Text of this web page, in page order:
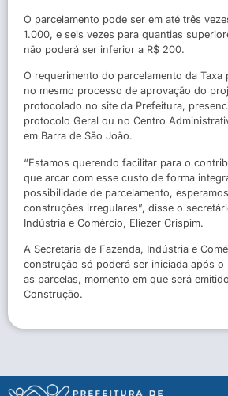
O parcelamento pode ser em até três
1.000, e seis vezes para quantias
não poderá ser inferior a R$ 200.
O requerimento do parcelamento da Taxa
no mesmo processo de aprovação do
protocolado no site da Prefeitura,
protocolo Geral ou no Centro
em Barra de São João.
“Estamos querendo facilitar para o
que arcar com esse custo de forma
possibilidade de parcelamento,
construções irregulares”, disse o
Indústria e Comércio, Eliezer Crispim.
A Secretaria de Fazenda, Indústria e
construção só poderá ser iniciada após o
as parcelas, momento em que será
Construção.